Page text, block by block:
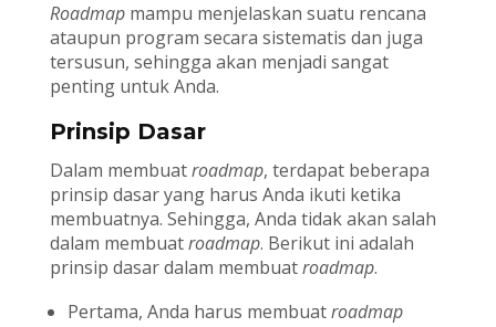
Roadmapmampu menjelaskan suatu rencana
ataupun program secara sistematis dan juga
tersusun, sehingga akan menjadi sangat
penting untuk Anda.
Prinsip Dasar
Dalam membuatroadmap, terdapat beberapa
prinsip dasar yang harus Anda ikuti ketika
membuatnya. Sehingga, Anda tidak akan salah
dalam membuatroadmap. Berikut ini adalah
prinsip dasar dalam membuatroadmap.
Pertama, Anda harus membuatroadmap